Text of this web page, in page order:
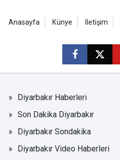
Anasayfa Künye İletişim
Diyarbakır Haberleri
Son Dakika Diyarbakır
Diyarbakır Sondakika
Diyarbakır Video Haberleri